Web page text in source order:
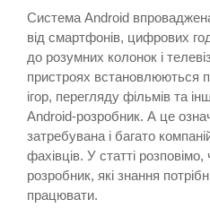
Система Android
від смартфонів, цифрових
до розумних колонок і
пристроях встановлюються
ігор, перегляду фільмів та
Android-розробник. А це
затребувана і багато
фахівців. У статті
розробник, які знання
працювати.